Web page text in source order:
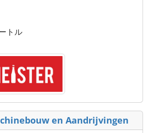
トル
en Aandrijvingen